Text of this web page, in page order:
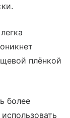
плёнкой
более